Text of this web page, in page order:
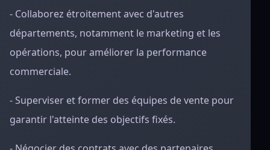
- Collaborez étroitement avec d'autres
départements, notamment le marketing et les
opérations, pour améliorer la performance
commerciale.
- Superviser et former des équipes de vente pour
garantir l'atteinte des objectifs fixés.